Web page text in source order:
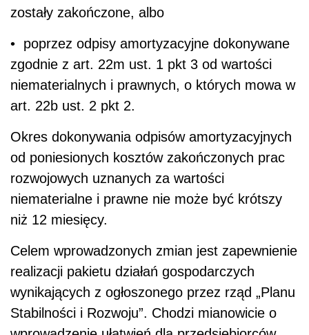
zostały zakończone, albo
• poprzez odpisy amortyzacyjne dokonywane
zgodnie z art. 22m ust. 1 pkt 3 od wartości
niematerialnych i prawnych, o których mowa w
art. 22b ust. 2 pkt 2.
Okres dokonywania odpisów amortyzacyjnych
od poniesionych kosztów zakończonych prac
rozwojowych uznanych za wartości
niematerialne i prawne nie może być krótszy
niż 12 miesięcy.
Celem wprowadzonych zmian jest zapewnienie
realizacji pakietu działań gospodarczych
wynikających z ogłoszonego przez rząd „Planu
Stabilności i Rozwoju”. Chodzi mianowicie o